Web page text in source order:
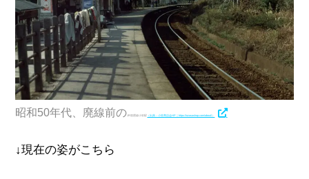
昭和50年代、廃線前の JR筑肥線小笹駅 （出典：小笹商店会HP｜https://ozasashop.com/about/）
↓現在の姿がこちら